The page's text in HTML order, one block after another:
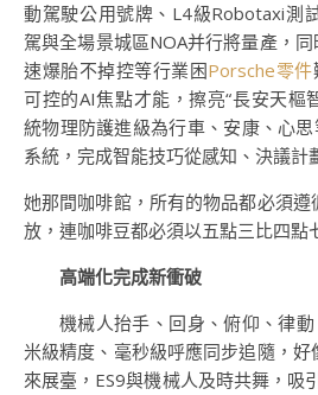
動駕駛公用號牌、L4級Robotaxi測
駕與全場景城區NOA并行將量產，
速爆胎不掉控等行業困Porsche零件
可控的AI焦點才能，擦亮“長安天樞
統物理防護進級為行車、安康、心思
系統，完成智能技巧從感知、決議計
她那間咖啡館，所有的物品都必須
放，連咖啡豆都必須以五點三比四點
高端化完成新衝破
機械人抬手、回身、俯仰、律
米級精度、毫秒級呼應同步追隨，
來展臺，ES9與機械人及時共舞，吸